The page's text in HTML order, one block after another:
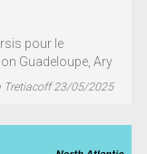
pour le
Guadeloupe, Ary
Tretiacoff 23/05/2025